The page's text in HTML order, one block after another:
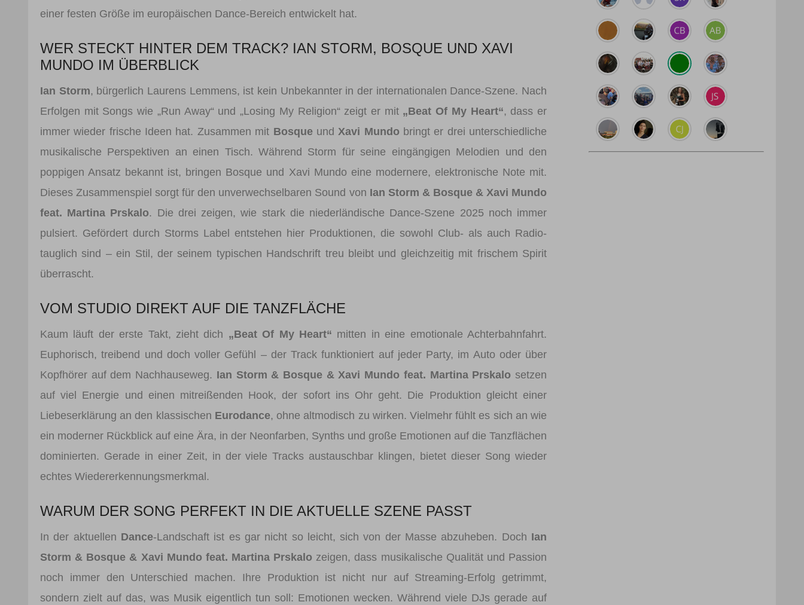
einer festen Größe im europäischen Dance-Bereich entwickelt hat.
WER STECKT HINTER DEM TRACK? IAN STORM, BOSQUE UND XAVI
MUNDO IM ÜBERBLICK
Ian Storm, bürgerlich Laurens Lemmens, ist kein Unbekannter in der internationalen Dance-Szene. Nach
Erfolgen mit Songs wie „Run Away“ und „Losing My Religion“ zeigt er mit „Beat Of My Heart“, dass er
immer wieder frische Ideen hat. Zusammen mit Bosqueund Xavi Mundo bringt er drei unterschiedliche
musikalische Perspektiven an einen Tisch. Während Storm für seine eingängigen Melodien und den
poppigen Ansatz bekannt ist, bringen Bosque und Xavi Mundo eine modernere, elektronische Note mit.
Dieses Zusammenspiel sorgt für den unverwechselbaren Sound von Ian Storm & Bosque & Xavi Mundo
feat. Martina Prskalo. Die drei zeigen, wie stark die niederländische Dance-Szene 2025 noch immer
pulsiert. Gefördert durch Storms Label entstehen hier Produktionen, die sowohl Club- als auch Radio-
tauglich sind – ein Stil, der seinem typischen Handschrift treu bleibt und gleichzeitig mit frischem Spirit
überrascht.
VOM STUDIO DIREKT AUF DIE TANZFLÄCHE
Kaum läuft der erste Takt, zieht dich „Beat Of My Heart“ mitten in eine emotionale Achterbahnfahrt.
Euphorisch, treibend und doch voller Gefühl – der Track funktioniert auf jeder Party, im Auto oder über
Kopfhörer auf dem Nachhauseweg. Ian Storm & Bosque & Xavi Mundo feat. Martina Prskalo setzen
auf viel Energie und einen mitreißenden Hook, der sofort ins Ohr geht. Die Produktion gleicht einer
Liebeserklärung an den klassischen Eurodance, ohne altmodisch zu wirken. Vielmehr fühlt es sich an wie
ein moderner Rückblick auf eine Ära, in der Neonfarben, Synths und große Emotionen auf die Tanzflächen
dominierten. Gerade in einer Zeit, in der viele Tracks austauschbar klingen, bietet dieser Song wieder
echtes Wiedererkennungsmerkmal.
WARUM DER SONG PERFEKT IN DIE AKTUELLE SZENE PASST
In der aktuellen Dance-Landschaft ist es gar nicht so leicht, sich von der Masse abzuheben. Doch Ian
Storm & Bosque & Xavi Mundo feat. Martina Prskalo zeigen, dass musikalische Qualität und Passion
noch immer den Unterschied machen. Ihre Produktion ist nicht nur auf Streaming-Erfolg getrimmt,
sondern zielt auf das, was Musik eigentlich tun soll: Emotionen wecken. Während viele DJs gerade auf